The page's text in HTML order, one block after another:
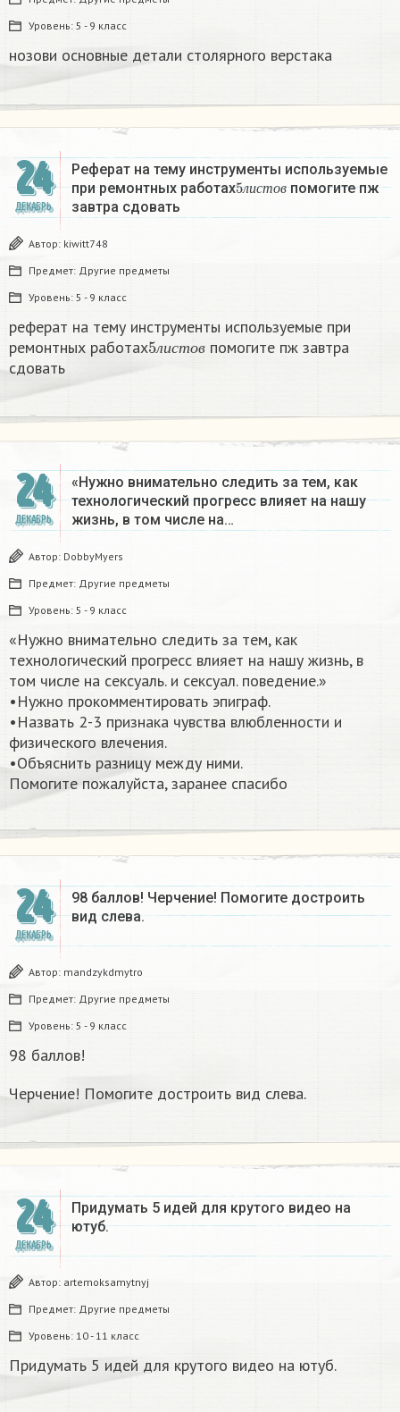
Уровень: 5 - 9 класс
нозови основные детали столярного верстака
24
ДЕКАБРЬ
Реферат на тему инструменты используемые
при ремонтных работах
листов
5лис тов
помогите пж
завтра сдовать​
Автор: kiwitt748
Предмет: Другие предметы
Уровень: 5 - 9 класс
реферат на тему инструменты используемые при
ремонтных работах
л ист ов
5листовпомогите пж завтра
сдовать​
24
ДЕКАБРЬ
«Нужно внимательно следить за тем, как
технологический прогресс влияет на нашу
жизнь, в том числе на…
Автор: DobbyMyers
Предмет: Другие предметы
Уровень: 5 - 9 класс
«Нужно внимательно следить за тем, как
технологический прогресс влияет на нашу жизнь, в
том числе на сексуаль. и сексуал. поведение.»
•Нужно прокомментировать эпиграф.
•Назвать 2-3 признака чувства влюбленности и
физического влечения.
•Объяснить разницу между ними.
Помогите пожалуйста, заранее спасибо​
24
ДЕКАБРЬ
98 баллов! Черчение! Помогите достроить
вид слева.
Автор: mandzykdmytro
Предмет: Другие предметы
Уровень: 5 - 9 класс
98 баллов!
Черчение! Помогите достроить вид слева.
24
ДЕКАБРЬ
Придумать 5 идей для крутого видео на
ютуб.
Автор: artemoksamytnyj
Предмет: Другие предметы
Уровень: 10 - 11 класс
Придумать 5 идей для крутого видео на ютуб.